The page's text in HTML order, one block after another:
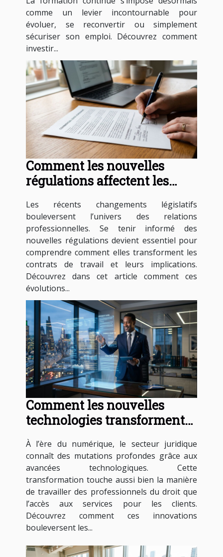
comme un levier incontournable pour
évoluer, se reconvertir ou simplement
sécuriser son emploi. Découvrez comment
investir...
Comment les nouvelles
régulations affectent les
Les récents changements législatifs
bouleversent l’univers des relations
professionnelles. Se tenir informé des
nouvelles régulations devient essentiel pour
comprendre comment elles transforment les
contrats de travail et leurs implications.
Découvrez dans cet article comment ces
évolutions...
Comment les nouvelles
technologies transforment-
elles les services juridiques ?
À l’ère du numérique, le secteur juridique
connaît des mutations profondes grâce aux
avancées technologiques. Cette
transformation touche aussi bien la manière
de travailler des professionnels du droit que
l’accès aux services pour les clients.
Découvrez comment ces innovations
bouleversent les...